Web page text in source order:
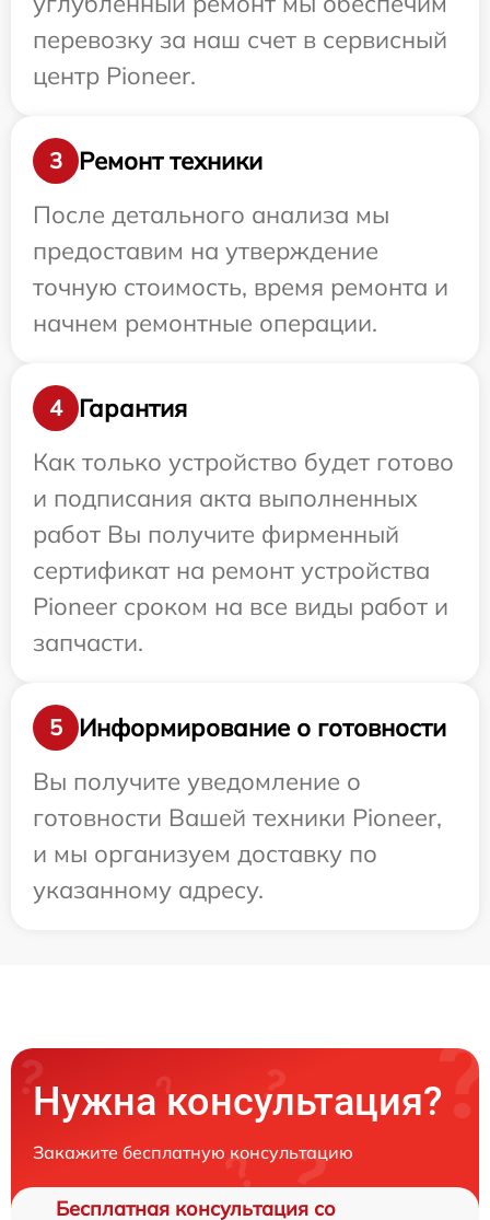
перевозку за наш счет в сервисный
центр Pioneer.
3
Ремонт техники
После детального анализа мы
предоставим на утверждение
точную стоимость, время ремонта и
начнем ремонтные операции.
4
Гарантия
Как только устройство будет готово
и подписания акта выполненных
работ Вы получите фирменный
сертификат на ремонт устройства
Pioneer сроком на все виды работ и
запчасти.
5
Информирование о готовности
Вы получите уведомление о
готовности Вашей техники Pioneer,
и мы организуем доставку по
указанному адресу.
Нужна консультация?
Закажите бесплатную консультацию
Бесплатная консультация со